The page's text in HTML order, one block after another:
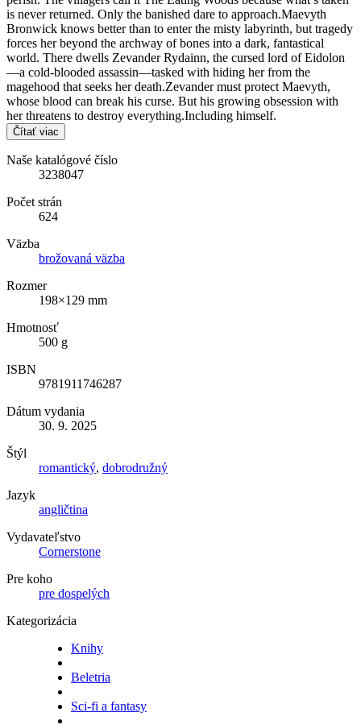
is never returned. Only the banished dare to approach.Maevyth
Bronwick knows better than to enter the misty labyrinth, but tragedy
forces her beyond the archway of bones into a dark, fantastical
world. There dwells Zevander Rydainn, the cursed lord of Eidolon
—a cold-blooded assassin—tasked with hiding her from the
magehood that seeks her death.Zevander must protect Maevyth,
whose blood can break his curse. But his growing obsession with
her threatens to destroy everything.Including himself.
Čítať viac
Naše katalógové číslo
3238047
Počet strán
624
Väzba
brožovaná väzba
Rozmer
198×129 mm
Hmotnosť
500 g
ISBN
9781911746287
Dátum vydania
30. 9. 2025
Štýl
romantický, dobrodružný
Jazyk
angličtina
Vydavateľstvo
Cornerstone
Pre koho
pre dospelých
Kategorizácia
Knihy
Beletria
Sci-fi a fantasy